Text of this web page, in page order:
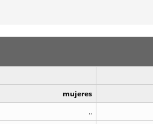
mujeres
..